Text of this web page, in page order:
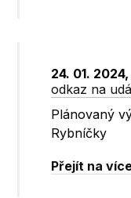
24. 01.
odkaz na
Plánovaný
Rybníčky
Přejít na